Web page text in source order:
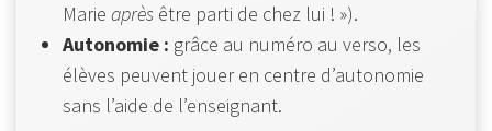
Marie après être parti de chez lui ! »).
Autonomie : grâce au numéro au verso, les
élèves peuvent jouer en centre d’autonomie
sans l’aide de l’enseignant.